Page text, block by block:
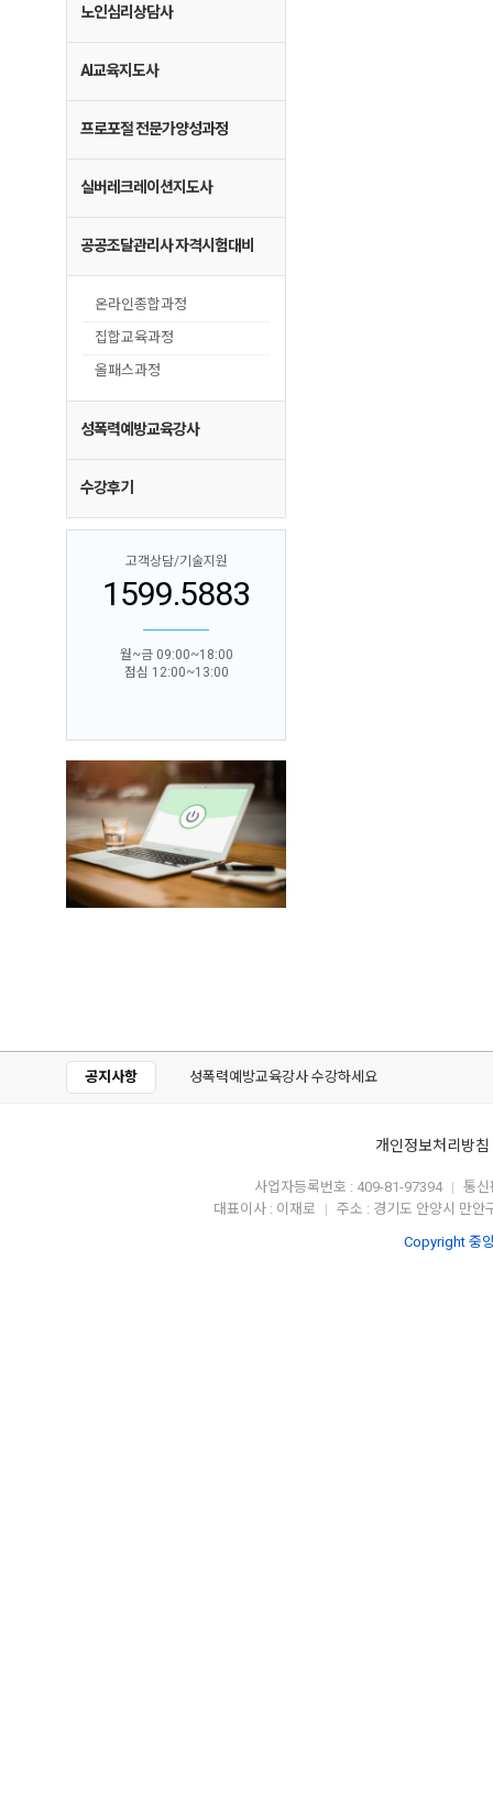
노인심리상담사
AI교육지도사
프로포절 전문가양성과정
실버레크레이션지도사
공공조달관리사 자격시험대비
온라인종합과정
집합교육과정
올패스과정
성폭력예방교육강사
수강후기
고객상담/기술지원
1599.5883
월~금 09:00~18:00
점심 12:00~13:00
공지사항 성폭력예방교육강사 수강하세요
개인정보처리방침
사업자등록번호 : 409-81-97394 | 통
대표이사 : 이재로 | 주소 : 경기도 안양시 만
Copyright 중